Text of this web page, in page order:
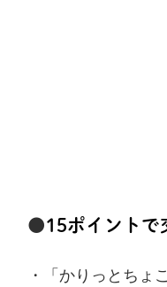
●15ポイントで
・「かりっとちょ